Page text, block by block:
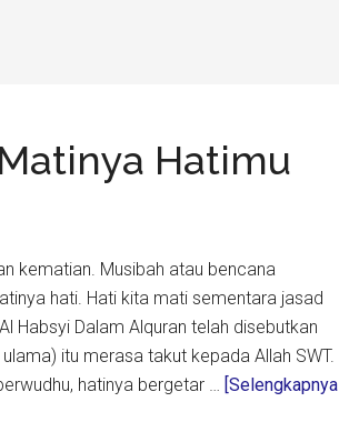
Hatimu
kematian. Musibah atau bencana
hati. Hati kita mati sementara jasad
Habsyi Dalam Alquran telah disebutkan
itu merasa takut kepada Allah SWT.
hatinya bergetar … [Selengkapnya